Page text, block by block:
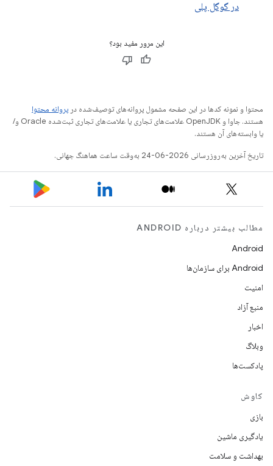
در گوگل پلی
این مرور مفید بود؟
محتوا و نمونه کدها در این صفحه مشمول پروانه‌های توصیف‌شده در پروانه محتوا
هستند. جاوا و OpenJDK علامت‌های تجاری یا علامت‌های تجاری ثبت‌شده Oracle و/
یا وابسته‌های آن هستند.
تاریخ آخرین به‌روزرسانی 2026-06-24 به‌وقت ساعت هماهنگ جهانی.
مطالب بیشتر درباره ANDROID
Android
Android برای سازمان‌ها
امنیت
منبع آزاد
اخبار
وبلاگ
پادکست‌ها
کاوش
بازی
یادگیری ماشین
بهداشت و سلامت